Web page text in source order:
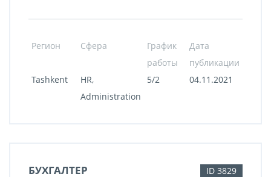
Регион Сфера
График
работы
Дата
публикации
Tashkent
HR,
Administration
5/2 04.11.2021
БУХГАЛТЕР ID 3829